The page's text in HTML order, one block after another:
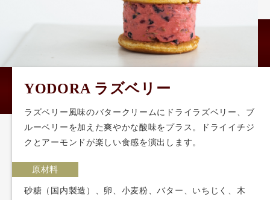
YODORA ラズベリー
ラズベリー風味のバタークリームにドライラズベリー、ブ
ルーベリーを加えた爽やかな酸味をプラス。ドライイチジ
クとアーモンドが楽しい食感を演出します。
原材料
砂糖（国内製造）、卵、小麦粉、バター、いちじく、木